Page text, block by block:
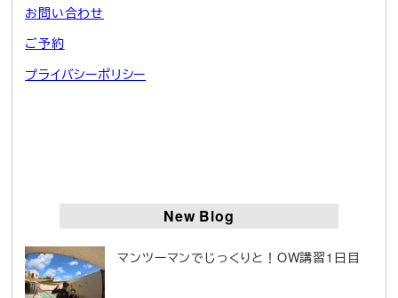
お問い合わせ
ご予約
プライバシーポリシー
New Blog
マンツーマンでじっくりと！OW講習1日目